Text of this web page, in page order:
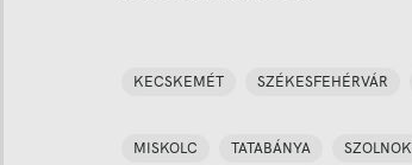
KECSKEMÉT SZÉKESFEHÉRVÁR
MISKOLC TATABÁNYA SZOLNOK